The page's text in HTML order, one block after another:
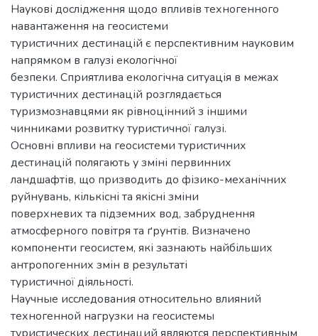
Наукові дослідження щодо впливів техногенного
навантаження на геосистеми
туристичних дестинацій є перспективним науковим
напрямком в галузі екологічної
безпеки. Сприятлива екологічна ситуація в межах
туристичних дестинацій розглядається
туризмознавцями як рівноцінний з іншими
чинниками розвитку туристичної галузі.
Основні впливи на геосистеми туристичних
дестинацій полягають у зміні первинних
ландшафтів, що призводить до фізико-механічних
руйнувань, кількісні та якісні зміни
поверхневих та підземних вод, забруднення
атмосферного повітря та ґрунтів. Визначено
компоненти геосистем, які зазнають найбільших
антропогенних змін в результаті
туристичної діяльності.
Научные исследования относительно влияний
техногенной нагрузки на геосистемы